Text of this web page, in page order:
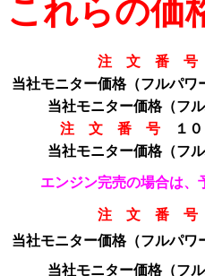
これらの価
注 文 番 号
当社モニター価格（フルパ
当社モニター価格（フ
注 文 番 号
１
当社モニター価格（フ
エンジン完売の場合は、
注 文 番 号
当社モニター価格（フルパ
当社モニター価格（フ